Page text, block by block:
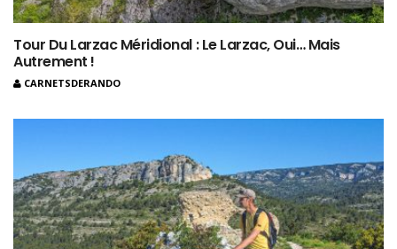
Tour Du Larzac Méridional : Le Larzac, Oui… Mais
Autrement !
CARNETSDERANDO